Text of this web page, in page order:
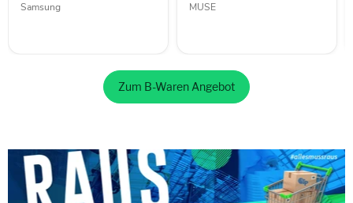
Samsung MUSE
Zum B-Waren Angebot